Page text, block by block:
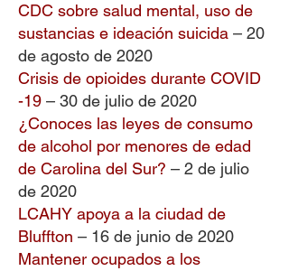
CDC sobre salud mental, uso de
sustancias e ideación suicida – 20
de agosto de 2020
Crisis de opioides durante COVID
-19 – 30 de julio de 2020
¿Conoces las leyes de consumo
de alcohol por menores de edad
de Carolina del Sur? – 2 de julio
de 2020
LCAHY apoya a la ciudad de
Bluffton – 16 de junio de 2020
Mantener ocupados a los